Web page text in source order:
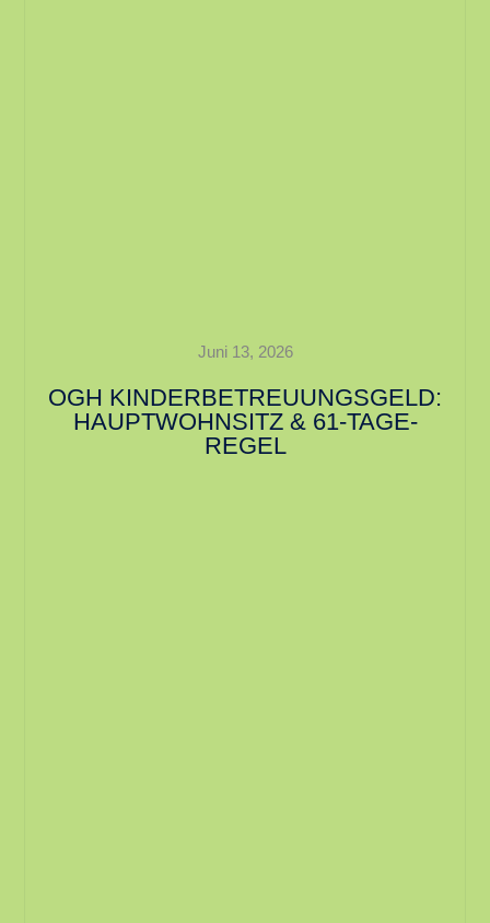
Juni 13, 2026
OGH KINDERBETREUUNGSGELD:
HAUPTWOHNSITZ & 61-TAGE-
REGEL